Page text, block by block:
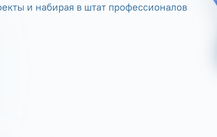
и набирая в штат профессионалов